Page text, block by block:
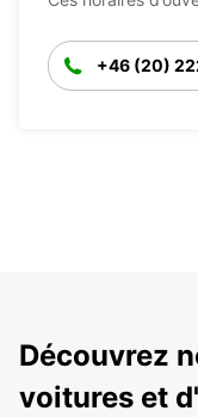
+46 (20)
Découvrez
voitures et